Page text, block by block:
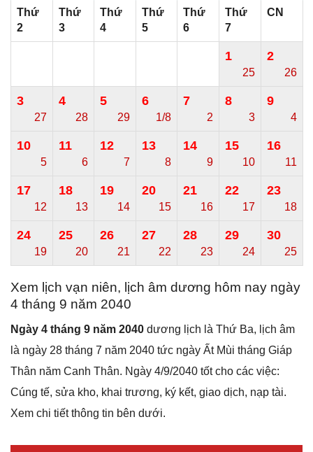
Thứ
2
Thứ
3
Thứ
4
Thứ
5
Thứ
6
Thứ
7
CN
1
25
2
26
3
27
4
28
5
29
6
1/8
7
2
8
3
9
4
10
5
11
6
12
7
13
8
14
9
15
10
16
11
17
12
18
13
19
14
20
15
21
16
22
17
23
18
24
19
25
20
26
21
27
22
28
23
29
24
30
25
Xem lịch vạn niên, lịch âm dương hôm nay ngày
4 tháng 9 năm 2040
Ngày 4 tháng 9 năm 2040 dương lịch là Thứ Ba, lịch âm
là ngày 28 tháng 7 năm 2040 tức ngày Ất Mùi tháng Giáp
Thân năm Canh Thân. Ngày 4/9/2040 tốt cho các việc:
Cúng tế, sửa kho, khai trương, ký kết, giao dịch, nạp tài.
Xem chi tiết thông tin bên dưới.